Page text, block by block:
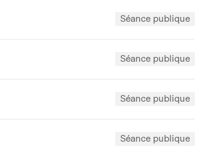
Séance publique
Séance publique
Séance publique
Séance publique